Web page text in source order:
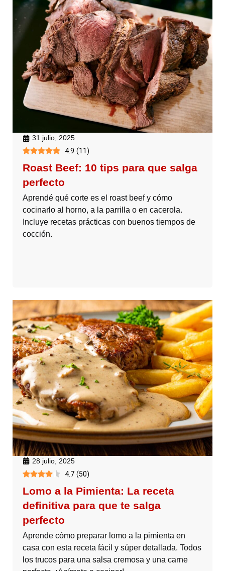
31 julio, 2025
4.9 (11)
Roast Beef: 10 tips para que salga
perfecto
Aprendé qué corte es el roast beef y cómo
cocinarlo al horno, a la parrilla o en cacerola.
Incluye recetas prácticas con buenos tiempos de
cocción.
28 julio, 2025
4.7 (50)
Lomo a la Pimienta: La receta
definitiva para que te salga
perfecto
Aprende cómo preparar lomo a la pimienta en
casa con esta receta fácil y súper detallada. Todos
los trucos para una salsa cremosa y una carne